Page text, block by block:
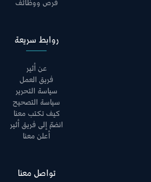
فرص ووظائف
روابط سريعة
عن أثير
فريق العمل
سياسة التحرير
سياسة التصحيح
كيف تكتب معنا
انضمّ إلى فريق أثير
أعلن معنا
تواصل معنا